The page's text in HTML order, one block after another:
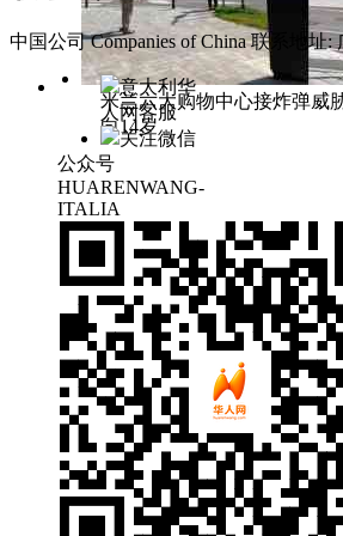
米兰六大购物中心接炸弹威
向14岁
中国公司 Companies of China 联系地址:
意大利华
人网客服
关注微信
公众号
HUARENWANG-
ITALIA